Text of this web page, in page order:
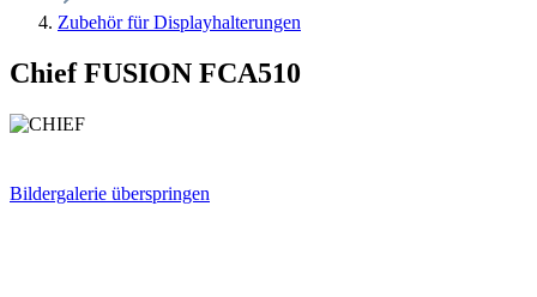
Zubehör für Displayhalterungen
Chief FUSION FCA510
Bildergalerie überspringen